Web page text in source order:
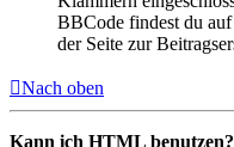
BBCode findest du
der Seite zur
Nach oben
Kann ich HTML benutzen?